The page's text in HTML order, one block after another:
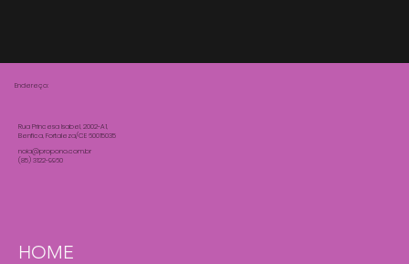
Endereço:
Rua Princesa Isabel, 2002-A1,
Benfica, Fortaleza/CE 60015035
noia@propono.com.br
(85) 3122-9960
HOME